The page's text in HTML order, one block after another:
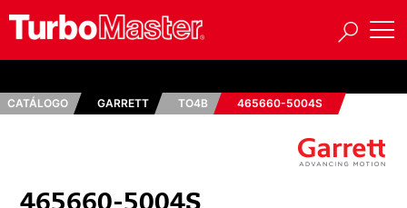
CATÁLOGO GARRETT TO4B 465660-5004S